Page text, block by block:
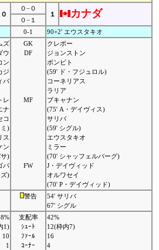
０
０−０
１
カナダ
０−１
0-1
90+2' エウスタキオ
ズ
ウ
ン
ジ
バ
レ
ナ
コ
)
ス
ン
)
パ
)
GK
DF
MF
FW
クレポー
ジョンストン
ボンビト
(59' ド・フジュロル)
コーネリアス
ラリア
ブキャナン
(75' A・デイヴィス)
サリバ
(59' シグル)
エウスタキオ
ミラー
(70' シャッフェルバーグ)
J・デイヴィッド
オルワセイ
(70' P・デイヴィッド)
警告
54' サリバ
67' シグル
1)
10
1
支配率
ｼｭｰﾄ
ﾌｧｰﾙ
ｺｰﾅｰ
42%
12(枠内7)
16
4